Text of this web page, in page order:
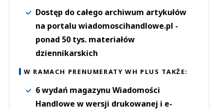
Dostęp do całego archiwum artykułów
na portalu wiadomoscihandlowe.pl -
ponad 50 tys. materiałów
dziennikarskich
W RAMACH PRENUMERATY WH PLUS TAKŻE:
6 wydań magazynu Wiadomości
Handlowe w wersji drukowanej i e-